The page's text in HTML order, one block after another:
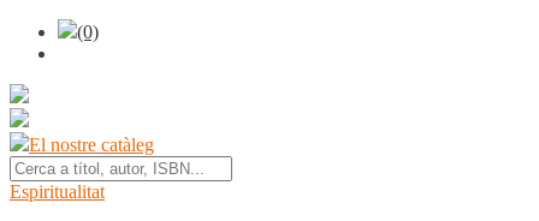
(0)
El nostre catàleg
Espiritualitat